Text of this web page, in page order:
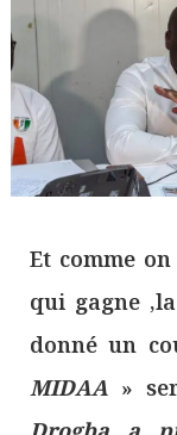
Et comme
qui gagne
donné un
MIDAA »